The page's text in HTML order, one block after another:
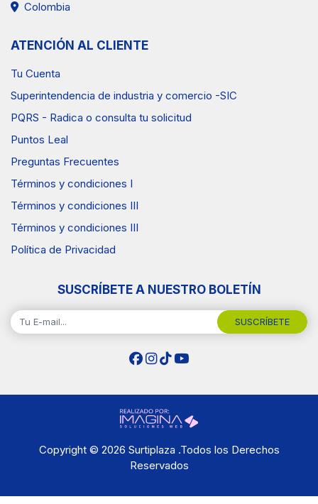
Colombia
ATENCIÓN AL CLIENTE
Tu Cuenta
Superintendencia de industria y comercio -SIC
PQRS - Radica o consulta tu solicitud
Puntos Leal
Preguntas Frecuentes
Términos y condiciones I
Términos y condiciones III
Términos y condiciones III
Política de Privacidad
SUSCRÍBETE A NUESTRO BOLETÍN
SUSCRÍBETE
Copyright © 2026 Surtiplaza .Todos los Derechos
Reservados